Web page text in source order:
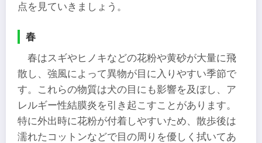
点を見ていきましょう。​
春
春はスギやヒノキなどの花粉や黄砂が大量に飛
散し、強風によって異物が目に入りやすい季節で
す。​これらの物質は犬の目にも影響を及ぼし、ア
レルギー性結膜炎を引き起こすことがあります。​
特に外出時に花粉が付着しやすいため、散歩後は
濡れたコットンなどで目の周りを優しく拭いてあ